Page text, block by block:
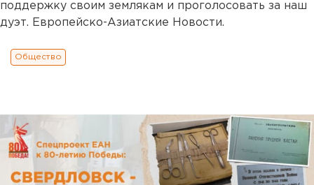
поддержку своим землякам и проголосовать за наш
дуэт. Европейско-Азиатские Новости.
Общество